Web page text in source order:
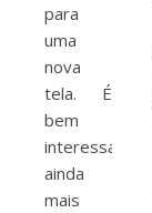
para
uma
nova
tela. É
bem
interessante,
ainda
mais